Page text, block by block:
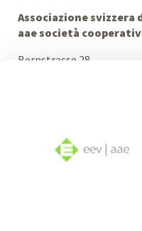
Associazione
aae società
Bernstrasse 28
Lu–Gio: Ore 08:00–12:00
Ve: Ore 08:00–12:00 e